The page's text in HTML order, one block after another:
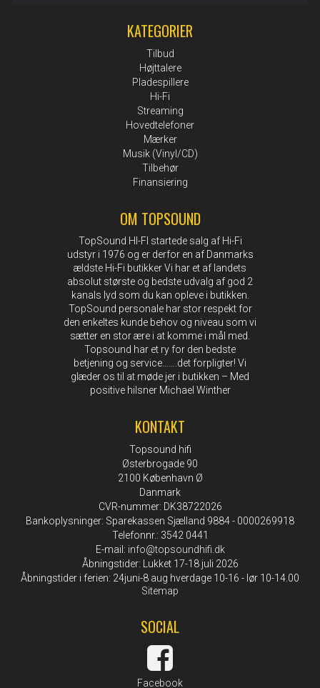
KATEGORIER
Tilbud
Højttalere
Pladespillere
Hi-Fi
Streaming
Hovedtelefoner
Mærker
Musik (Vinyl/CD)
Tilbehør
Finansiering
OM TOPSOUND
TopSound HI-FI startede salg af Hi-Fi
udstyr i 1976 og er derfor en af Danmarks
ældste Hi-Fi butikker Vi har et af landets
absolut største og bedste udvalg af god 2
kanals lyd som du kan opleve i butikken.
TopSound personale har stor respekt for
den enkeltes kunde behov og niveau som vi
sætter en stor ære i at komme i mål med.
Topsound har et ry for den bedste
betjening og service…….det forpligter! Vi
glæder os til at møde jer i butikken – Med
positive hilsner Michael Winther
KONTAKT
Topsound hifi
Østerbrogade 90
2100 København Ø
Danmark
CVR-nummer: DK38722026
Bankoplysninger: Sparekassen Sjælland 9884 - 0000269918
Telefonnr.: 3542 0441
E-mail : info@topsoundhifi.dk
Åbningstider: Lukket 17-18 juli 2026
Åbningstider i ferien: 24juni-8 aug hverdage 10-16 - lør 10-14.00
Sitemap
SOCIAL
Facebook